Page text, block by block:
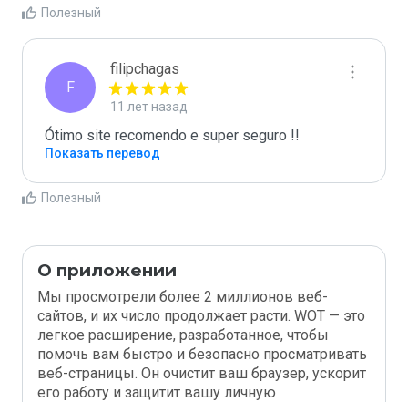
Полезный
F
filipchagas
11 лет назад
Ótimo site recomendo e super seguro !!
Показать перевод
Полезный
О приложении
Мы просмотрели более 2 миллионов веб-
сайтов, и их число продолжает расти. WOT — это
легкое расширение, разработанное, чтобы
помочь вам быстро и безопасно просматривать
веб-страницы. Он очистит ваш браузер, ускорит
его работу и защитит вашу личную